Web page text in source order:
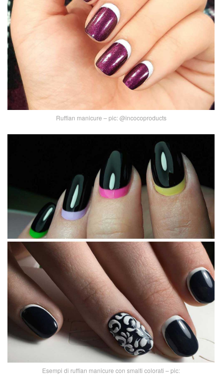
Ruffian manicure – pic: @incocoproducts
Esempi di ruffian manicure con smalti colorati – pic: